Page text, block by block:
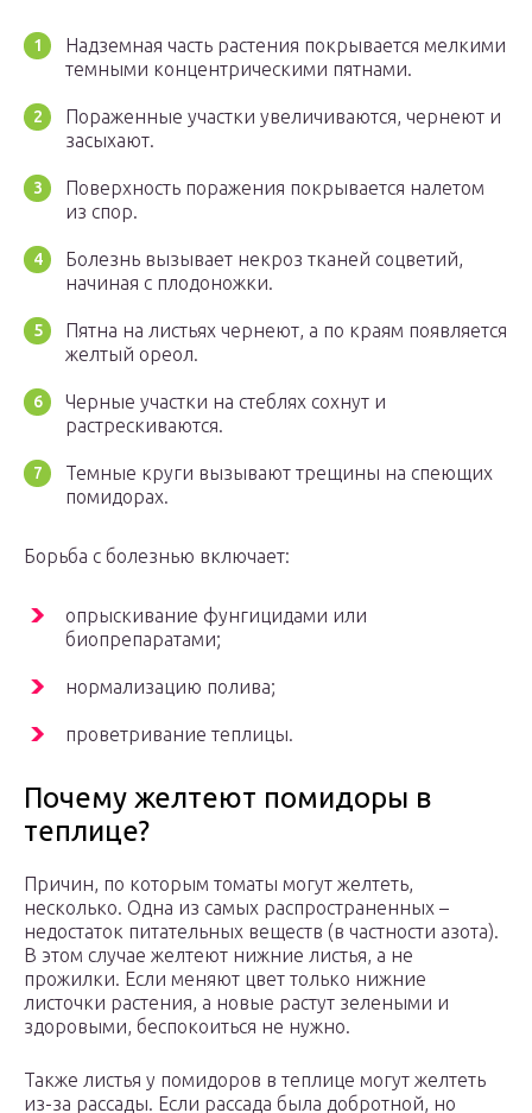
Надземная часть растения покрывается мелкими
темными концентрическими пятнами.
Пораженные участки увеличиваются, чернеют и
засыхают.
Поверхность поражения покрывается налетом
из спор.
Болезнь вызывает некроз тканей соцветий,
начиная с плодоножки.
Пятна на листьях чернеют, а по краям появляется
желтый ореол.
Черные участки на стеблях сохнут и
растрескиваются.
Темные круги вызывают трещины на спеющих
помидорах.
Борьба с болезнью включает:
опрыскивание фунгицидами или
биопрепаратами;
нормализацию полива;
проветривание теплицы.
Почему желтеют помидоры в
теплице?
Причин, по которым томаты могут желтеть,
несколько. Одна из самых распространенных –
недостаток питательных веществ (в частности азота).
В этом случае желтеют нижние листья, а не
прожилки. Если меняют цвет только нижние
листочки растения, а новые растут зелеными и
здоровыми, беспокоиться не нужно.
Также листья у помидоров в теплице могут желтеть
из-за рассады. Если рассада была добротной, но